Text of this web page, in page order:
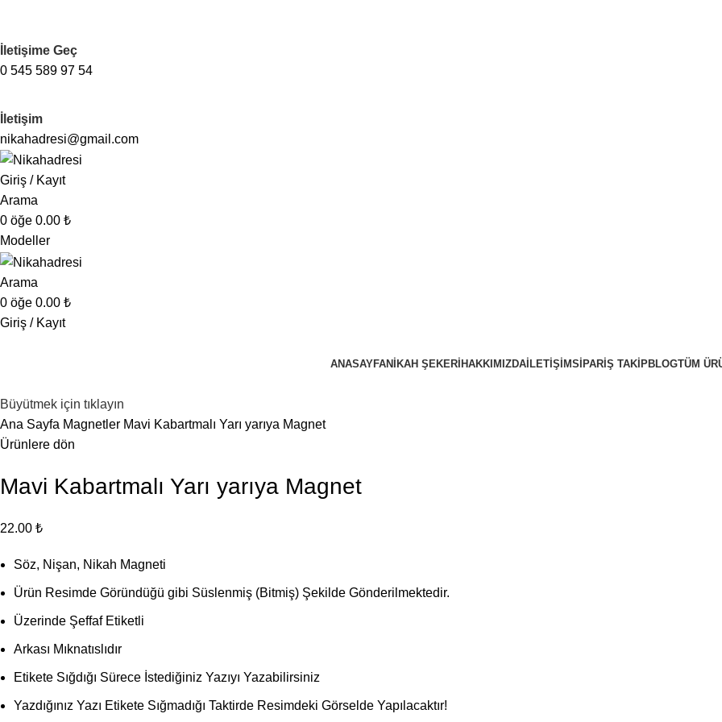
İletişime Geç
0 545 589 97 54
İletişim
nikahadresi@gmail.com
Giriş / Kayıt
Arama
0 öğe 0.00 ₺
Modeller
Arama
0 öğe 0.00 ₺
Giriş / Kayıt
ANASAYFANIKAH ŞEKERIHAKKIMIZDAİLETIŞIMSIPARIŞ TAKIPBLOGTÜM
Büyütmek için tıklayın
Ana Sayfa Magnetler Mavi Kabartmalı Yarı yarıya Magnet
Ürünlere dön
Mavi Kabartmalı Yarı yarıya Magnet
22.00 ₺
Söz, Nişan, Nikah Magneti
Ürün Resimde Göründüğü gibi Süslenmiş (Bitmiş) Şekilde Gönderilmektedir.
Üzerinde Şeffaf Etiketli
Arkası Mıknatıslıdır
Etikete Sığdığı Sürece İstediğiniz Yazıyı Yazabilirsiniz
Yazdığınız Yazı Etikete Sığmadığı Taktirde Resimdeki Görselde Yapılacaktır!